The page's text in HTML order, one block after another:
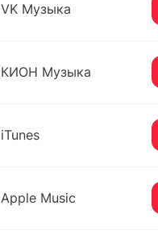
VK Музыка
КИОН Музыка
iTunes
Apple Music